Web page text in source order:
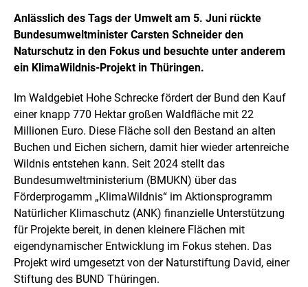
e
t
B
i
l
i
n
e
i
n
e
r
v
e
r
g
ö
ß
e
ö
e
Anlässlich des Tags der Umwelt am 5. Juni rückte
Bundesumweltminister Carsten Schneider den
Naturschutz in den Fokus und besuchte unter anderem
ein KlimaWildnis-Projekt in Thüringen.
Im Waldgebiet Hohe Schrecke fördert der Bund den Kauf
einer knapp 770 Hektar großen Waldfläche mit 22
Millionen Euro. Diese Fläche soll den Bestand an alten
Buchen und Eichen sichern, damit hier wieder artenreiche
Wildnis entstehen kann. Seit 2024 stellt das
Bundesumweltministerium (BMUKN) über das
Förderprogamm „KlimaWildnis“ im Aktionsprogramm
Natürlicher Klimaschutz (ANK) finanzielle Unterstützung
für Projekte bereit, in denen kleinere Flächen mit
eigendynamischer Entwicklung im Fokus stehen. Das
Projekt wird umgesetzt von der Naturstiftung David, einer
Stiftung des BUND Thüringen.